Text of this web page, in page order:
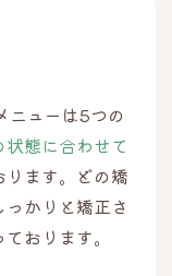
ニューは5つの
状態に合わせて
ります。どの矯
かりと矯正さ
おります。